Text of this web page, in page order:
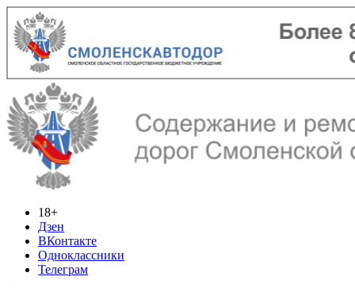
18+
Дзен
ВКонтакте
Одноклассники
Телеграм